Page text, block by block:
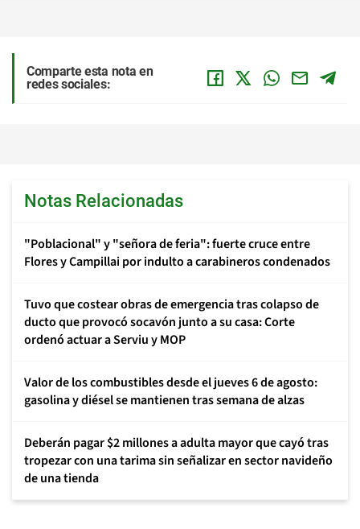
Comparte esta nota en
redes sociales:
Notas Relacionadas
"Poblacional" y "señora de feria": fuerte cruce entre
Flores y Campillai por indulto a carabineros condenados
Tuvo que costear obras de emergencia tras colapso de
ducto que provocó socavón junto a su casa: Corte
ordenó actuar a Serviu y MOP
Valor de los combustibles desde el jueves 6 de agosto:
gasolina y diésel se mantienen tras semana de alzas
Deberán pagar $2 millones a adulta mayor que cayó tras
tropezar con una tarima sin señalizar en sector navideño
de una tienda